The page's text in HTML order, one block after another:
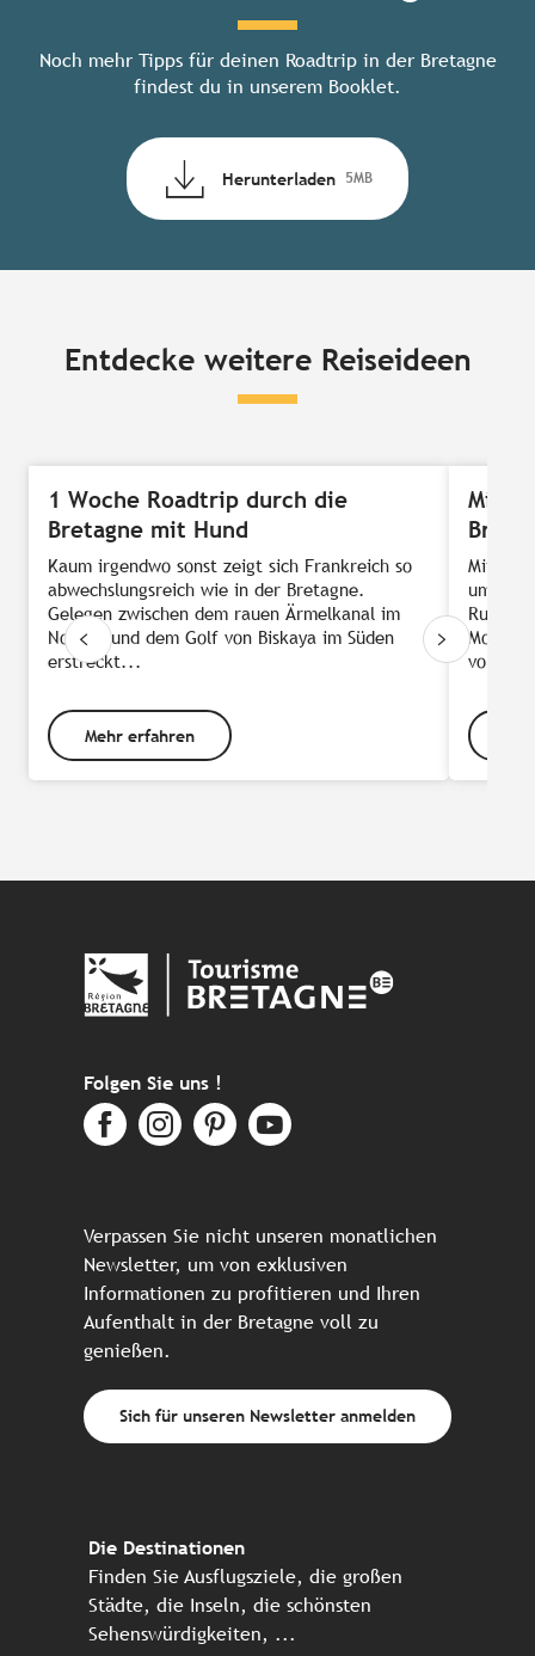
Noch mehr Tipps für deinen Roadtrip in der Bretagne
findest du in unserem Booklet.
Herunterladen 5MB
Entdecke weitere Reiseideen
1 Woche Roadtrip durch die
Bretagne mit Hund
Kaum irgendwo sonst zeigt sich Frankreich so
abwechslungsreich wie in der Bretagne.
Gelegen zwischen dem rauen Ärmelkanal im
Norden und dem Golf von Biskaya im Süden
erstreckt...
Mehr erfahren
Mit
Mit
um die
von
Folgen Sie uns !
Verpassen Sie nicht unseren monatlichen
Newsletter, um von exklusiven
Informationen zu profitieren und Ihren
Aufenthalt in der Bretagne voll zu
genießen.
Sich für unseren Newsletter anmelden
Die Destinationen
Finden Sie Ausflugsziele, die großen
Städte, die Inseln, die schönsten
Sehenswürdigkeiten, ...